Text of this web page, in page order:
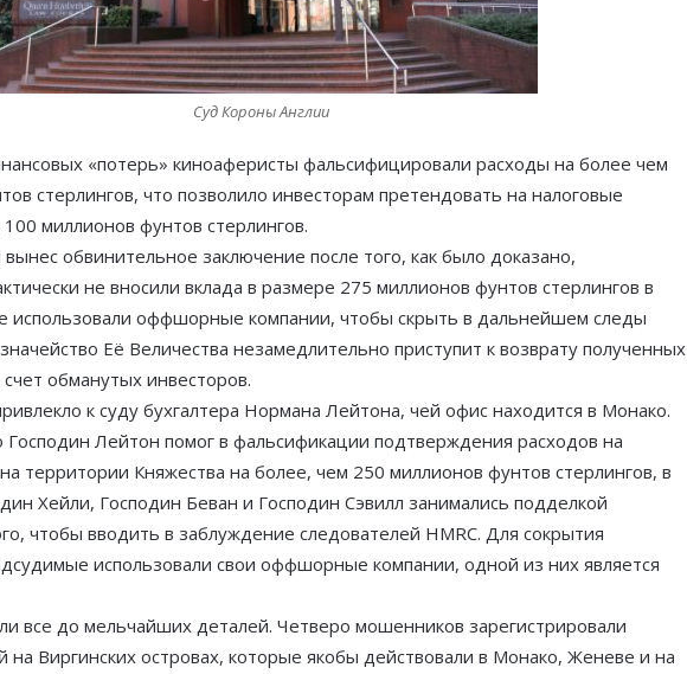
Суд Короны Англии
«потерь» киноаферисты фальсифицировали расходы на более чем
стерлингов, что позволило инвесторам претендовать на налоговые
миллионов фунтов стерлингов.
обвинительное заключение после того, как было доказано,
не вносили вклада в размере 275 миллионов фунтов стерлингов в
использовали оффшорные компании, чтобы скрыть в дальнейшем следы
Её Величества незамедлительно приступит к возврату полученных
обманутых инвесторов.
к суду бухгалтера Нормана Лейтона, чей офис находится в Монако.
Господин Лейтон помог в фальсификации подтверждения расходов на
территории Княжества на более, чем 250 миллионов фунтов стерлингов, в
Хейли, Господин Беван и Господин Сэвилл занимались подделкой
чтобы вводить в заблуждение следователей HMRC. Для сокрытия
использовали свои оффшорные компании, одной из них является
все до мельчайших деталей. Четверо мошенников зарегистрировали
на Виргинских островах, которые якобы действовали в Монако, Женеве и на
Князь Альбер II и Принцесса
Шарлен посетили 77-й Бал
Красного Креста Монако
Шарль Леклер вновь в борьбе: